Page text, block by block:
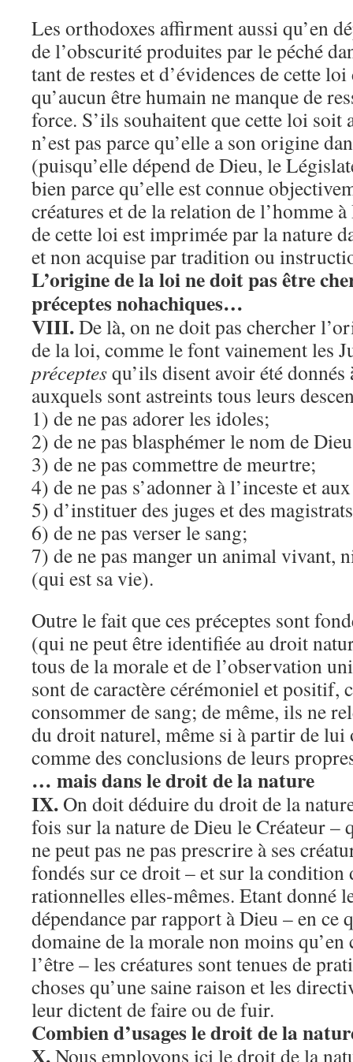
Les orthodoxes affirment aussi qu’en
de l’obscurité produites par le péché
tant de restes et d’évidences de cette
qu’aucun être humain ne manque de
force. S’ils souhaitent que cette loi soit
n’est pas parce qu’elle a son origine
(puisqu’elle dépend de Dieu, le
bien parce qu’elle est connue
créatures et de la relation de l’homme
de cette loi est imprimée par la nature
et non acquise par tradition ou
L’origine de la loi ne doit pas être
préceptes nohachiques…
VIII.De là, on ne doit pas chercher
de la loi, comme le font vainement les
préceptesqu’ils disent avoir été donnés
auxquels sont astreints tous leurs
1) de ne pas adorer les idoles;
2) de ne pas blasphémer le nom de
3) de ne pas commettre de meurtre;
4) de ne pas s’adonner à l’inceste et
5) d’instituer des juges et des
6) de ne pas verser le sang;
7) de ne pas manger un animal vivant,
(qui est sa vie).
Outre le fait que ces préceptes sont
(qui ne peut être identifiée au droit
tous de la morale et de l’observation
sont de caractère cérémoniel et positif,
consommer de sang; de même, ils ne
du droit naturel, même si à partir de lui
comme des conclusions de leurs
… mais dans le droit de la nature
IX.On doit déduire du droit de la
fois sur la nature de Dieu le Créateur –
ne peut pas ne pas prescrire à ses
fondés sur ce droit – et sur la condition
rationnelles elles-mêmes. Etant donné
dépendance par rapport à Dieu – en ce
domaine de la morale non moins
l’être – les créatures sont tenues de
choses qu’une saine raison et les
leur dictent de faire ou de fuir.
Combien d’usages le droit de la
X.Nous employons ici le droit de la